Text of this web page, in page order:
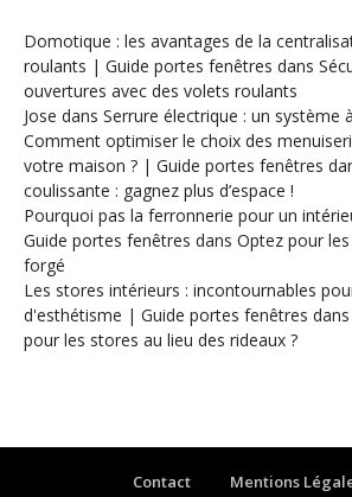
Domotique : les avantages de la
roulants | Guide portes fenêtres dans
ouvertures avec des volets roulants
Jose dans Serrure électrique : un système
Comment optimiser le choix des
votre maison ? | Guide portes fenêtres
coulissante : gagnez plus d’espace !
Pourquoi pas la ferronnerie pour un
Guide portes fenêtres dans Optez pour
forgé
Les stores intérieurs : incontournables
d'esthétisme | Guide portes fenêtres dans
pour les stores au lieu des rideaux ?
Contact Mentions